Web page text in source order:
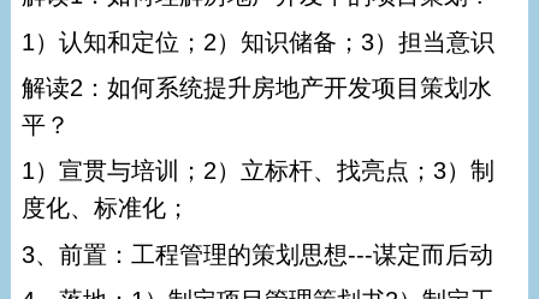
1）认知和定位；2）知识储备；3）担当意识
解读2：如何系统提升房地产开发项目策划水
平？
1）宣贯与培训；2）立标杆、找亮点；3）制
度化、标准化；
3、前置：工程管理的策划思想---谋定而后动